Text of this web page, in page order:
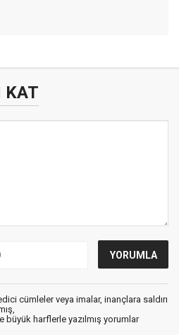
KAT
cümleler veya imalar, inançlara saldırı
büyük harflerle yazılmış yorumlar